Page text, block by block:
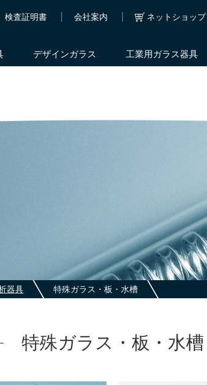
検査証明書 会社案内 ネットショップ
デザインガラス 工業用ガラス器具
器具 特殊ガラス・板・水槽
特殊ガラス・板・水槽